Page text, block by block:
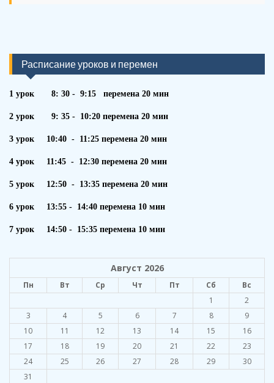
Расписание уроков и перемен
1 урок 8: 30 - 9:15 перемена 20 мин
2 урок 9: 35 - 10:20 перемена 20 мин
3 урок 10:40 - 11:25 перемена 20 мин
4 урок 11:45 - 12:30 перемена 20 мин
5 урок 12:50 - 13:35 перемена 20 мин
6 урок 13:55 - 14:40 перемена 10 мин
7 урок 14:50 - 15:35 перемена 10 мин
Август 2026
Пн Вт Ср Чт Пт Сб
Вс
1
2
3
4 5 6 7 8
9
10
11 12 13 14 15
16
17
18 19 20 21 22
23
24
25 26 27 28 29
30
31